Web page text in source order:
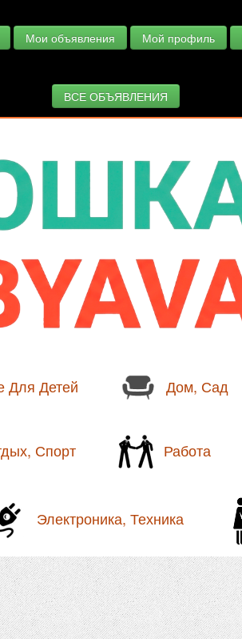
Мои объявления Мой профиль
ВСЕ ОБЪЯВЛЕНИЯ
Для Детей Дом, Сад
Спорт Работа
Электроника, Техника